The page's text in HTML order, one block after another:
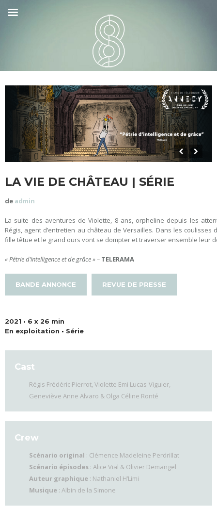
LA VIE DE CHÂTEAU | SÉRIE
de admin
La suite des aventures de Violette, 8 ans, orpheline depuis les
Régis, agent d’entretien au château de Versailles. Dans les coulisses
fille têtue et le grand ours vont se dompter et traverser ensemble leur
« Pétrie d’intelligence et de grâce » – TELERAMA
BANDE ANNONCE REVUE DE PRESSE
2021 • 6 x 26 min
En exploitation • Série
Cast
Régis Frédéric Pierrot, Violette Emi Lucas-Viguier,
Geneviève Anne Alvaro & Olga Céline Ronté
Crew
Scénario original : Clémence Madeleine Perdrillat
Scénario épisodes : Alice Vial & Olivier Demangel
Auteur graphique : Nathaniel H’Limi
Musique : Albin de la Simone